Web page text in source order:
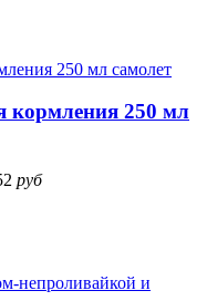
кормления 250 мл
руб